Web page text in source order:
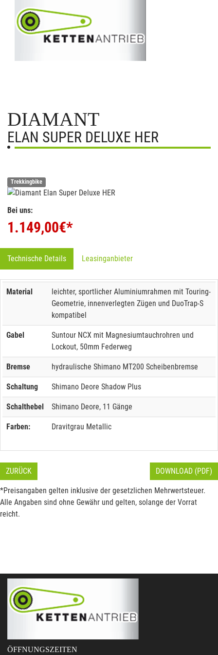
DIAMANT
ELAN SUPER DELUXE HER
Trekkingbike
Bei uns:
1.149,00€*
Technische Details Leasinganbieter
Material
leichter, sportlicher Aluminiumrahmen mit Touring-
Geometrie, innenverlegten Zügen und DuoTrap-S
kompatibel
Gabel
Suntour NCX mit Magnesiumtauchrohren und
Lockout, 50mm Federweg
Bremse hydraulische Shimano MT200 Scheibenbremse
Schaltung Shimano Deore Shadow Plus
Schalthebel Shimano Deore, 11 Gänge
Farben: Dravitgrau Metallic
ZURÜCK DOWNLOAD (PDF)
*Preisangaben gelten inklusive der gesetzlichen Mehrwertsteuer.
Alle Angaben sind ohne Gewähr und gelten, solange der Vorrat
reicht.
ÖFFNUNGSZEITEN